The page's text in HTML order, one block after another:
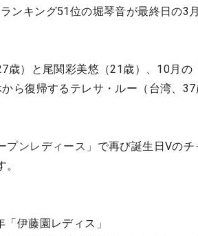
ンキング51位の堀琴音が最終日の3
歳）と尾関彩美悠（21歳）、10月の
ら復帰するテレサ・ルー（台湾、
プンレディース 」で再び誕生日Vのチ
伊藤園レディス」